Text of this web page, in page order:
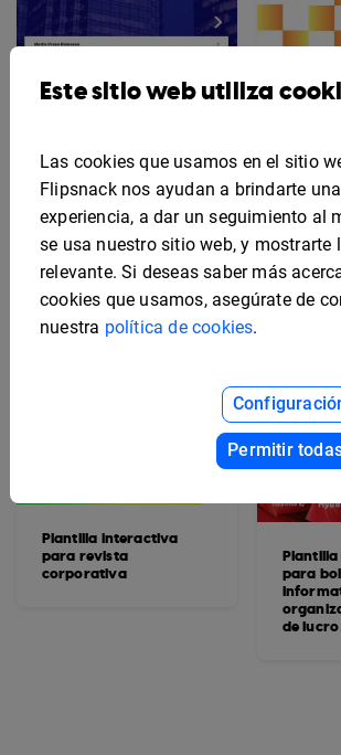
Plantilla interactiva
Plantilla interactiva
para revista
corporativa
para
para
de lucro
Este sitio web utiliza
Las cookies que usamos en el sitio
Flipsnack nos ayudan a brindarte
experiencia, a dar un seguimiento al
se usa nuestro sitio web, y mostrarte
relevante. Si deseas saber más
cookies que usamos, asegúrate de
nuestra política de cookies.
Permitir